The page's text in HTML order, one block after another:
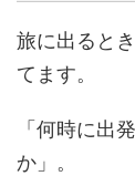
旅に出ると
てます。
「何時に出
か」。